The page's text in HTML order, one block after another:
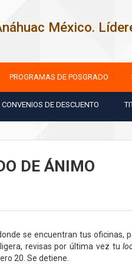
México.
PROGRAMAS DE POSGRADO
CONVENIOS DE DESCUENTO
DE ÁNIMO
se encuentran tus oficinas,
revisas por última vez tu
20. Se detiene.